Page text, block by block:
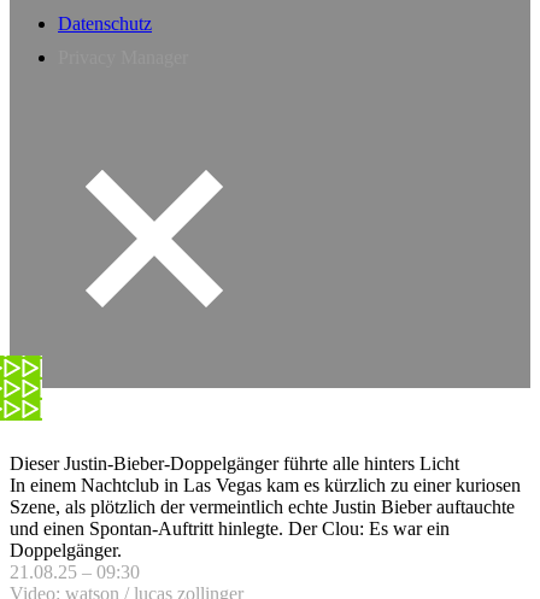
Datenschutz
Dieser Justin-Bieber-Doppelgänger führte alle hinters Licht
In einem Nachtclub in Las Vegas kam es kürzlich zu einer kuriosen
Szene, als plötzlich der vermeintlich echte Justin Bieber auftauchte
und einen Spontan-Auftritt hinlegte. Der Clou: Es war ein
Doppelgänger.
21.08.25 – 09:30
Video: watson / lucas zollinger